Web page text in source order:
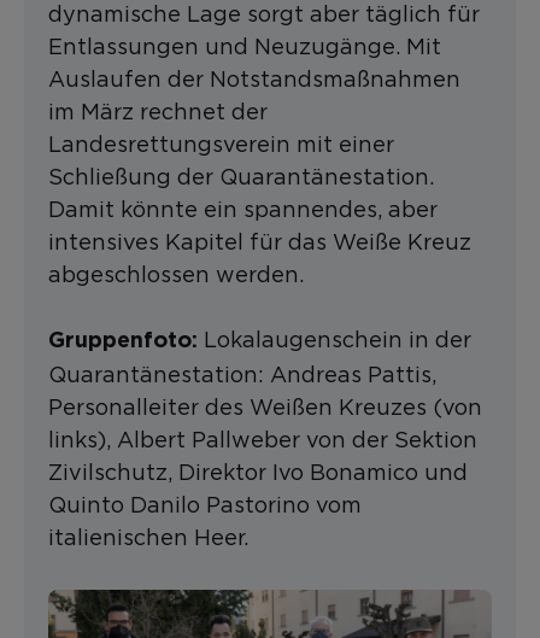
dynamische Lage sorgt aber täglich für
Entlassungen und Neuzugänge. Mit
Auslaufen der Notstandsmaßnahmen
im März rechnet der
Landesrettungsverein mit einer
Schließung der Quarantänestation.
Damit könnte ein spannendes, aber
intensives Kapitel für das Weiße Kreuz
abgeschlossen werden.
Gruppenfoto: Lokalaugenschein in der
Quarantänestation: Andreas Pattis,
Personalleiter des Weißen Kreuzes (von
links), Albert Pallweber von der Sektion
Zivilschutz, Direktor Ivo Bonamico und
Quinto Danilo Pastorino vom
italienischen Heer.